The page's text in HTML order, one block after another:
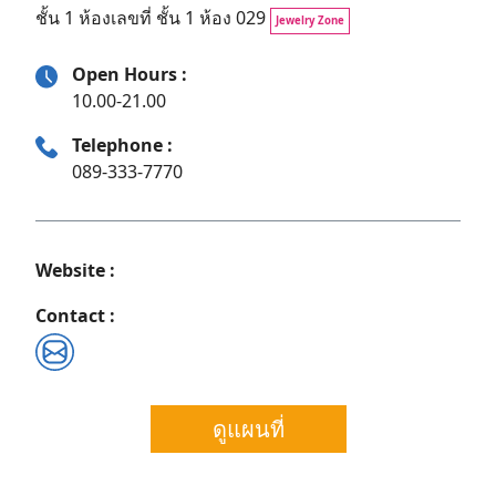
ชั้น 1 ห้องเลขที่ ชั้น 1 ห้อง 029 Jewelry Zone
Open Hours :
10.00-21.00
Telephone :
089-333-7770
Website :
Contact :
ดูแผนที่